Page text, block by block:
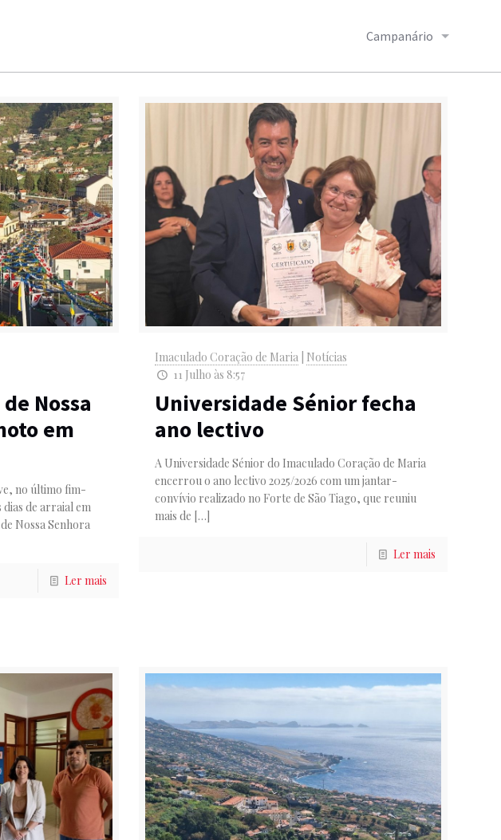
Campanário
Nossa
em
no último fim-
dias de arraial em
Nossa Senhora
Ler mais
Imaculado Coração de Maria| Notícias
11 Julho às 8:57
Universidade Sénior fecha
ano lectivo
A Universidade Sénior do Imaculado Coração de Maria
encerrou o ano lectivo 2025/2026 com um jantar-
convívio realizado no Forte de São Tiago, que reuniu
mais de […]
Ler mais